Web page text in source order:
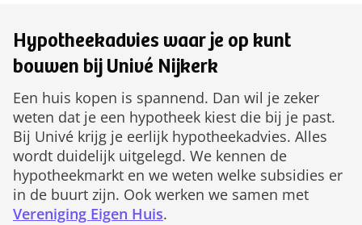
Hypotheekadvies waar je op kunt
bouwen bij Univé Nijkerk
Een huis kopen is spannend. Dan wil je zeker
weten dat je een hypotheek kiest die bij je past.
Bij Univé krijg je eerlijk hypotheekadvies. Alles
wordt duidelijk uitgelegd. We kennen de
hypotheekmarkt en we weten welke subsidies er
in de buurt zijn. Ook werken we samen met
Vereniging Eigen Huis.